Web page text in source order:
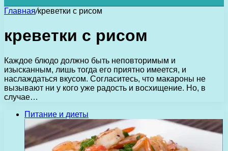
Главная/креветки с рисом
креветки с рисом
Каждое блюдо должно быть неповторимым и
изысканным, лишь тогда его приятно имеется, и
наслаждаться вкусом. Согласитесь, что макароны не
вызывают ни у кого уже радость и восхищение. Но, в
случае…
Питание и диеты